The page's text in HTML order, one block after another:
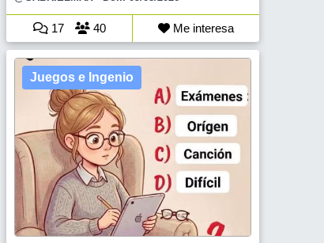
17 40 Me interesa
Juegos e Ingenio